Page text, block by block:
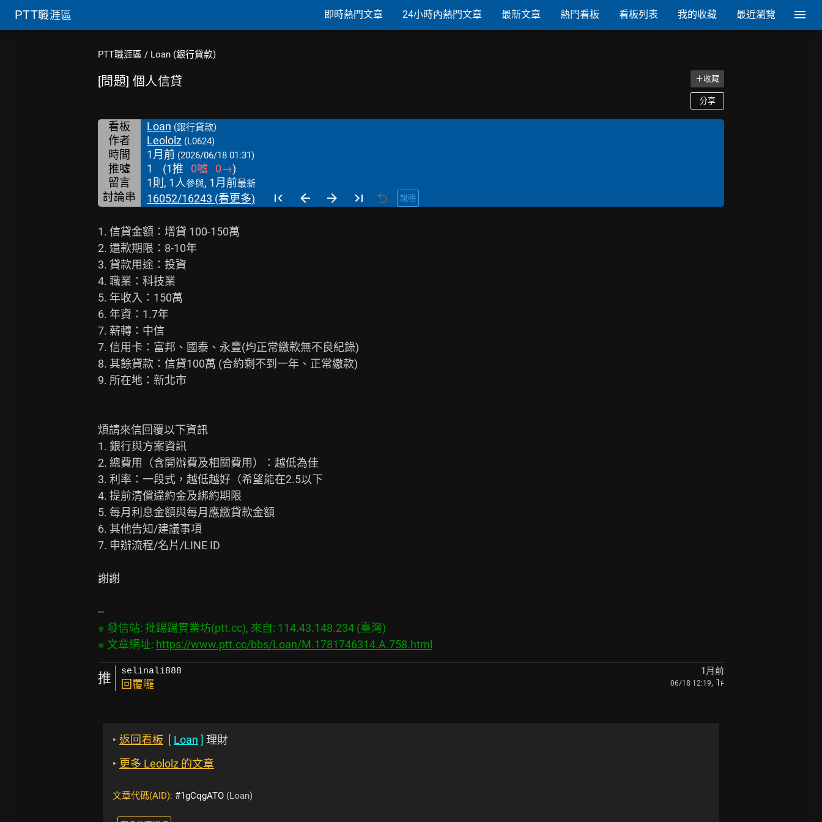
PTT職涯區 即時熱門文章 24小時內熱門文章 最新文章 熱門看板 看板列表 我的收藏 最近瀏覽
PTT職涯區 / Loan (銀行貸款)
[問題] 個人信貸 ＋收藏
分享
看板 Loan (銀行貸款)
作者 Leololz (L0624)
時間 1月前 (2026/06/18 01:31)
推噓 1 (1推 0噓 0→)
留言
1則, 1人參與, 1月前最新
討論串 16052/16243 (看更多) 說明
1. 信貸金額：增貸 100-150萬
2. 還款期限：8-10年
3. 貸款用途：投資
4. 職業：科技業
5. 年收入：150萬
6. 年資：1.7年
7. 薪轉：中信
7. 信用卡：富邦、國泰、永豐(均正常繳款無不良紀錄)
8. 其餘貸款：信貸100萬 (合約剩不到一年、正常繳款)
9. 所在地：新北市
煩請來信回覆以下資訊
1. 銀行與方案資訊
2. 總費用（含開辦費及相關費用）：越低為佳
3. 利率：一段式，越低越好（希望能在2.5以下
4. 提前清償違約金及綁約期限
5. 每月利息金額與每月應繳貸款金額
6. 其他告知/建議事項
7. 申辦流程/名片/LINE ID
謝謝
※ 發信站: 批踢踢實業坊(ptt.cc), 來自: 114.43.148.234 (臺灣)
※ 文章網址: https://www.ptt.cc/bbs/Loan/M.1781746314.A.758.html
推 selinali888 1月前
回覆囉 06/18 12:19, 1 F
‣ 返回看板 [ Loan ] 理財
‣ 更多 Leololz 的文章
文章代碼(AID): #1gCqgATO (Loan)